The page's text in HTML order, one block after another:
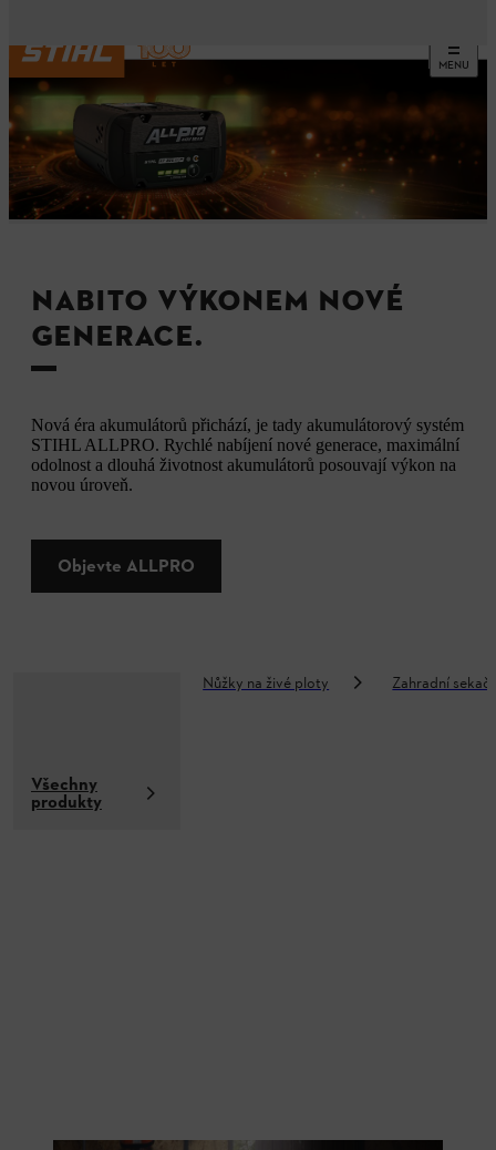
MENU
NABITO VÝKONEM NOVÉ
GENERACE.
Nová éra akumulátorů přichází, je tady akumulátorový systém
STIHL ALLPRO. Rychlé nabíjení nové generace, maximální
odolnost a dlouhá životnost akumulátorů posouvají výkon na
novou úroveň.
Objevte ALLPRO
Všechny
produkty
Nůžky na živé ploty Zahradní